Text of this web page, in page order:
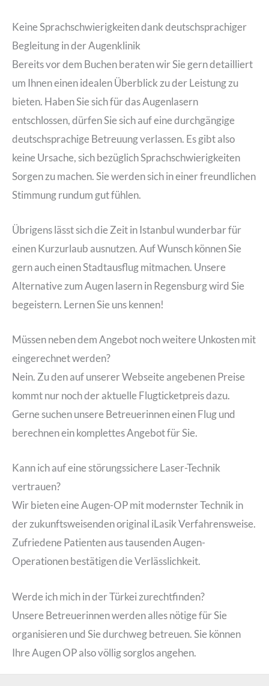
Keine Sprachschwierigkeiten dank deutschsprachiger
Begleitung in der Augenklinik
Bereits vor dem Buchen beraten wir Sie gern detailliert
um Ihnen einen idealen Überblick zu der Leistung zu
bieten. Haben Sie sich für das Augenlasern
entschlossen, dürfen Sie sich auf eine durchgängige
deutschsprachige Betreuung verlassen. Es gibt also
keine Ursache, sich bezüglich Sprachschwierigkeiten
Sorgen zu machen. Sie werden sich in einer freundlichen
Stimmung rundum gut fühlen.
Übrigens lässt sich die Zeit in Istanbul wunderbar für
einen Kurzurlaub ausnutzen. Auf Wunsch können Sie
gern auch einen Stadtausflug mitmachen. Unsere
Alternative zum Augen lasern in Regensburg wird Sie
begeistern. Lernen Sie uns kennen!
Müssen neben dem Angebot noch weitere Unkosten mit
eingerechnet werden?
Nein. Zu den auf unserer Webseite angebenen Preise
kommt nur noch der aktuelle Flugticketpreis dazu.
Gerne suchen unsere Betreuerinnen einen Flug und
berechnen ein komplettes Angebot für Sie.
Kann ich auf eine störungssichere Laser-Technik
vertrauen?
Wir bieten eine Augen-OP mit modernster Technik in
der zukunftsweisenden original iLasik Verfahrensweise.
Zufriedene Patienten aus tausenden Augen-
Operationen bestätigen die Verlässlichkeit.
Werde ich mich in der Türkei zurechtfinden?
Unsere Betreuerinnen werden alles nötige für Sie
organisieren und Sie durchweg betreuen. Sie können
Ihre Augen OP also völlig sorglos angehen.